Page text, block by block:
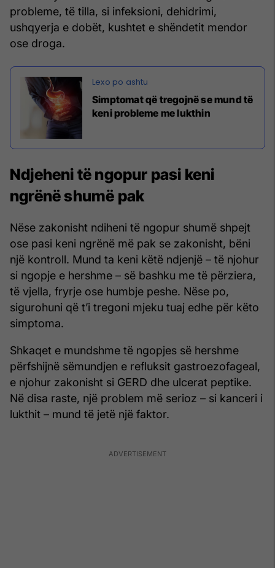
probleme, të tilla, si infeksioni, dehidrimi,
ushqyerja e dobët, kushtet e shëndetit mendor
ose droga.
Simptomat që tregojnë se mund të
keni probleme me lukthin
Ndjeheni të ngopur pasi keni
ngrënë shumë pak
Nëse zakonisht ndiheni të ngopur shumë shpejt
ose pasi keni ngrënë më pak se zakonisht, bëni
një kontroll. Mund ta keni këtë ndjenjë – të njohur
si ngopje e hershme – së bashku me të përziera,
të vjella, fryrje ose humbje peshe. Nëse po,
sigurohuni që t’i tregoni mjeku tuaj edhe për këto
simptoma.
Shkaqet e mundshme të ngopjes së hershme
përfshijnë sëmundjen e refluksit gastroezofageal,
e njohur zakonisht si GERD dhe ulcerat peptike.
Në disa raste, një problem më serioz – si kanceri i
lukthit – mund të jetë një faktor.